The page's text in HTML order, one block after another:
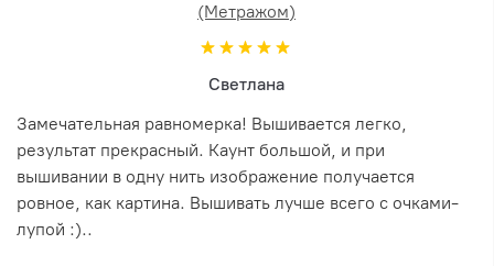
(Метражом)
Светлана
Замечательная равномерка! Вышивается легко,
результат прекрасный. Каунт большой, и при
вышивании в одну нить изображение получается
ровное, как картина. Вышивать лучше всего с очками-
лупой :)..